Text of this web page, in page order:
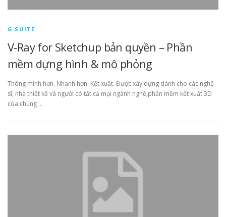
G SUITE
V-Ray for Sketchup bản quyền – Phần
mềm dựng hình & mô phỏng
Thông minh hơn. Nhanh hơn. Kết xuất. Được xây dựng dành cho các nghệ
sĩ, nhà thiết kế và người có tất cả mọi ngành nghề,phần mềm kết xuất 3D
của chúng …